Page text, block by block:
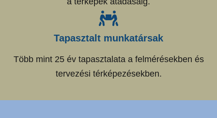
Tapasztalt munkatársak
Több mint 25 év tapasztalata a felmérésekben és
tervezési térképezésekben.